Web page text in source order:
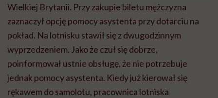
Wielkiej Brytanii. Przy zakupie biletu mężczyzna
zaznaczył opcję pomocy asystenta przy dotarciu na
pokład. Na lotnisku stawił się z dwugodzinnym
wyprzedzeniem. Jako że czuł się dobrze,
poinformował ustnie obsługę, że nie potrzebuje
jednak pomocy asystenta. Kiedy już kierował się
rękawem do samolotu, pracownica lotniska